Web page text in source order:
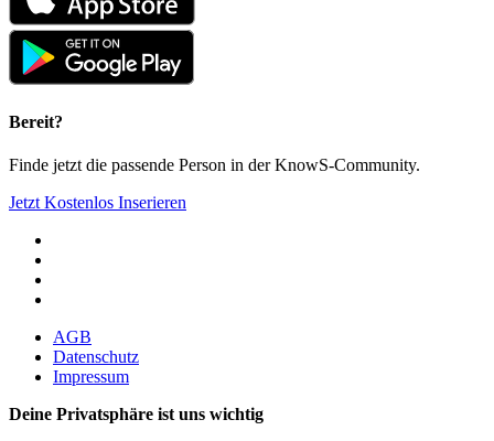
Bereit?
Finde jetzt die passende Person in der KnowS-Community.
Jetzt Kostenlos Inserieren
AGB
Datenschutz
Impressum
Deine Privatsphäre ist uns wichtig